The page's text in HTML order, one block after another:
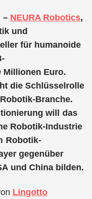
– NEURA Robotics,
und
für humanoide
Millionen Euro.
die Schlüsselrolle
Branche.
will das
Robotik-Industrie
Robotik-
gegenüber
und China bilden.
Lingotto